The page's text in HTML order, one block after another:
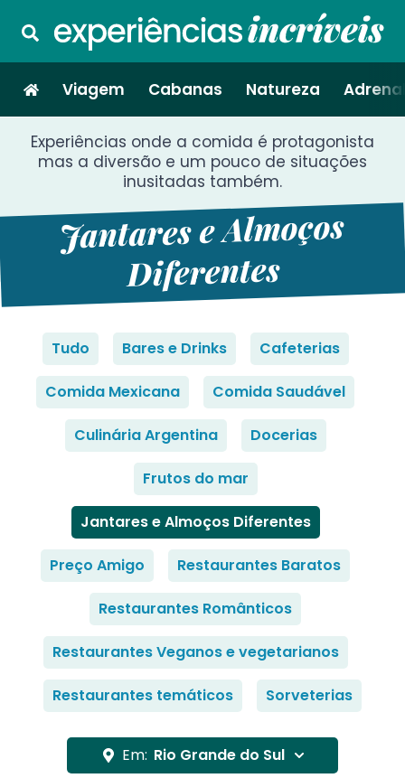
Viagem Cabanas Natureza
Jantares e Almoços
Diferentes
Experiências onde a comida é protagonista
mas a diversão e um pouco de situações
inusitadas também.
Tudo Bares e Drinks Cafeterias
Comida Mexicana Comida Saudável
Culinária Argentina Docerias
Frutos do mar
Jantares e Almoços Diferentes
Preço Amigo Restaurantes Baratos
Restaurantes Românticos
Restaurantes Veganos e vegetarianos
Restaurantes temáticos Sorveterias
Em: Rio Grande do Sul